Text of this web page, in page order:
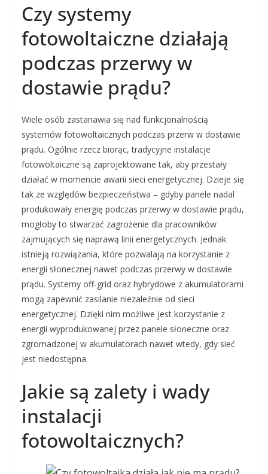
Czy systemy
fotowoltaiczne działają
podczas przerwy w
dostawie prądu?
Wiele osób zastanawia się nad funkcjonalnością
systemów fotowoltaicznych podczas przerw w dostawie
prądu. Ogólnie rzecz biorąc, tradycyjne instalacje
fotowoltaiczne są zaprojektowane tak, aby przestały
działać w momencie awarii sieci energetycznej. Dzieje się
tak ze względów bezpieczeństwa – gdyby panele nadal
produkowały energię podczas przerwy w dostawie prądu,
mogłoby to stwarzać zagrożenie dla pracowników
zajmujących się naprawą linii energetycznych. Jednak
istnieją rozwiązania, które pozwalają na korzystanie z
energii słonecznej nawet podczas przerwy w dostawie
prądu. Systemy off-grid oraz hybrydowe z akumulatorami
mogą zapewnić zasilanie niezależnie od sieci
energetycznej. Dzięki nim możliwe jest korzystanie z
energii wyprodukowanej przez panele słoneczne oraz
zgromadzonej w akumulatorach nawet wtedy, gdy sieć
jest niedostępna.
Jakie są zalety i wady
instalacji
fotowoltaicznych?